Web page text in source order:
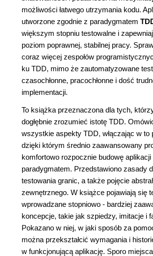
możliwości łatwego utrzymania kodu.
utworzone zgodnie z paradygmatem
większym stopniu testowalne i
poziom poprawnej, stabilnej pracy.
coraz więcej zespołów
ku TDD, mimo że zautomatyzowane
czasochłonne, pracochłonne i dość
implementacji.
To książka przeznaczona dla tych,
dogłębnie zrozumieć istotę TDD.
wszystkie aspekty TDD, włączając w to
dzięki którym średnio zaawansowany
komfortowo rozpocznie budowę
paradygmatem. Przedstawiono zasady
testowania granic, a także pojęcie
zewnętrznego. W książce pojawiają się
wprowadzane stopniowo - bardziej
koncepcje, takie jak szpiedzy, imitacje i
Pokazano w niej, w jaki sposób za
można przekształcić wymagania i
w funkcjonującą aplikację. Sporo